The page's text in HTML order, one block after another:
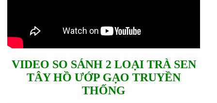
VIDEO SO SÁNH 2 LOẠI TRÀ SEN
TÂY HỒ ƯỚP GẠO TRUYỀN
THỐNG